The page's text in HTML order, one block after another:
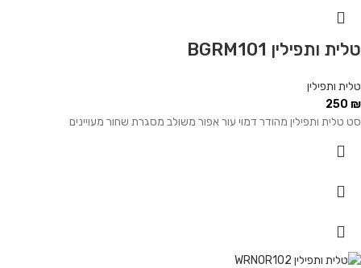
טלית ותפילין BGRM101
טלית ותפילין
250 ₪
סט טלית ותפילין מהודר דמוי עור אפור משולב מסגרת שחור מעויינים